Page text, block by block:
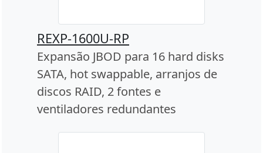
REXP-1600U-RP
Expansão JBOD para 16 hard disks
SATA, hot swappable, arranjos de
discos RAID, 2 fontes e
ventiladores redundantes